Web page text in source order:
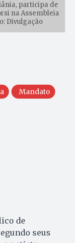
participa de
na Assembleia
Divulgação
Mandato
de
seus